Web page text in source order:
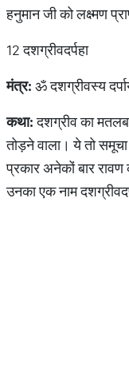
हनुमान जी को लक्ष्मण
12 दशग्रीवदर्पहा
मंत्र: ॐ दशग्रीवस्य
कथा:दशग्रीव का मतलब
तोड़ने वाला। ये तो
प्रकार अनेकों बार
उनका एक नाम